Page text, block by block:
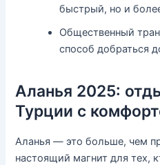
быстрый, но и
Общественный
способ добраться
Аланья 2025:
Турции с
Аланья — это больше, чем
настоящий магнит для тех,